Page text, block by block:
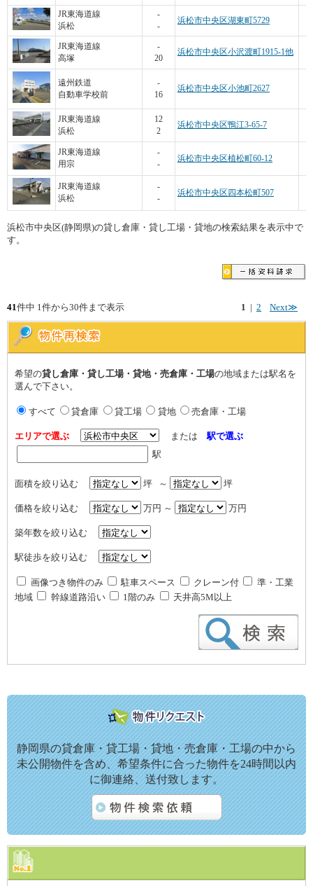
JR東海道線
浜松
-
-
浜松市中央区湖東町5729
JR東海道線
高塚
-
20
浜松市中央区小沢渡町1915-1他
遠州鉄道
自動車学校前
-
16
浜松市中央区小池町2627
JR東海道線
浜松
12
2
浜松市中央区鴨江3-65-7
JR東海道線
用宗
-
-
浜松市中央区植松町60-12
JR東海道線
浜松
-
-
浜松市中央区四本松町507
浜松市中央区(静岡県)の貸し倉庫・貸し工場・貸地の検索結果を表示中で
す。
1 | 2 Next≫
41件中 1件から30件まで表示
希望の貸し倉庫・貸し工場・貸地・売倉庫・工場の地域または駅名を
選んで下さい。
すべて 貸倉庫 貸工場 貸地 売倉庫・工場
エリアで選ぶ または駅で選ぶ
駅
面積を絞り込む 坪 ～ 坪
価格を絞り込む 万円 ～ 万円
築年数を絞り込む
駅徒歩を絞り込む
画像つき物件のみ 駐車スペース クレーン付
準・工業
地域
幹線道路沿い 1階のみ 天井高5M以上
静岡県の貸倉庫・貸工場・貸地・売倉庫・工場の中から
未公開物件を含め、希望条件に合った物件を24時間以内
に御連絡、送付致します。